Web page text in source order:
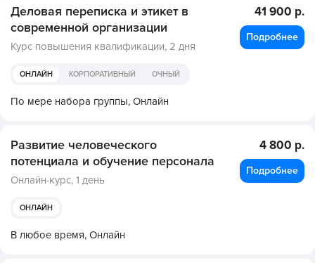
Деловая переписка и этикет в
современной организации
Курс повышения квалификации, 2 дня
ОНЛАЙН КОРПОРАТИВНЫЙ ОЧНЫЙ
По мере набора группы, Онлайн
41 900 р.
Подробнее
Развитие человеческого
потенциала и обучение персонала
Онлайн-курс, 1 день
ОНЛАЙН
В любое время, Онлайн
4 800 р.
Подробнее